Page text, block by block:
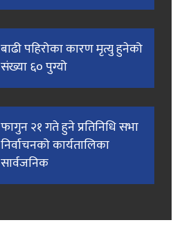
बाढी पहिरोका कारण मृत्यु हुनेको
संख्या ६० पुग्यो
फागुन २१ गते हुने प्रतिनिधि सभा
निर्वाचनको कार्यतालिका
सार्वजनिक